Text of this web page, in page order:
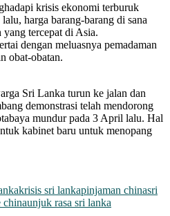
krisis ekonomi terburuk
harga barang-barang di sana
yang tercepat di Asia.
dengan meluasnya pemadaman
obat-obatan.
Sri Lanka turun ke jalan dan
demonstrasi telah mendorong
mundur pada 3 April lalu. Hal
kabinet baru untuk menopang
krisis sri lankapinjaman chinasri
chinaunjuk rasa sri lanka